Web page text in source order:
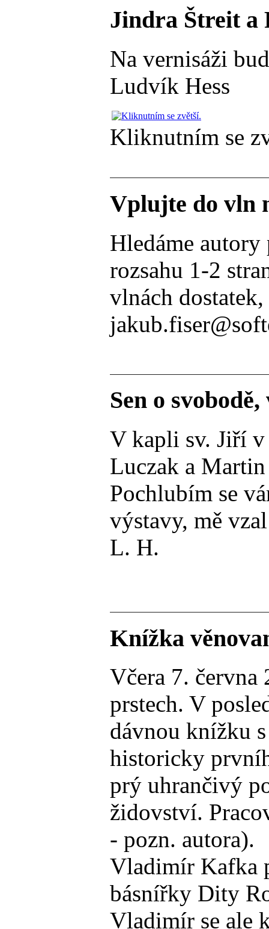
Jindra Štreit a
Na vernisáži
Ludvík Hess
Kliknutním se
Vplujte do vln
Hledáme
rozsahu 1-2
vlnách
Sen o
V kapli sv. Jiří v
Luczak a Martin
Pochlubím se
výstavy, mě
L. H.
Knížka
Včera 7.
prstech. V
dávnou knížku
historicky
prý uhrančivý
židovství.
- pozn. autora).
Vladimír Kafka
básnířky Dity
Vladimír se ale